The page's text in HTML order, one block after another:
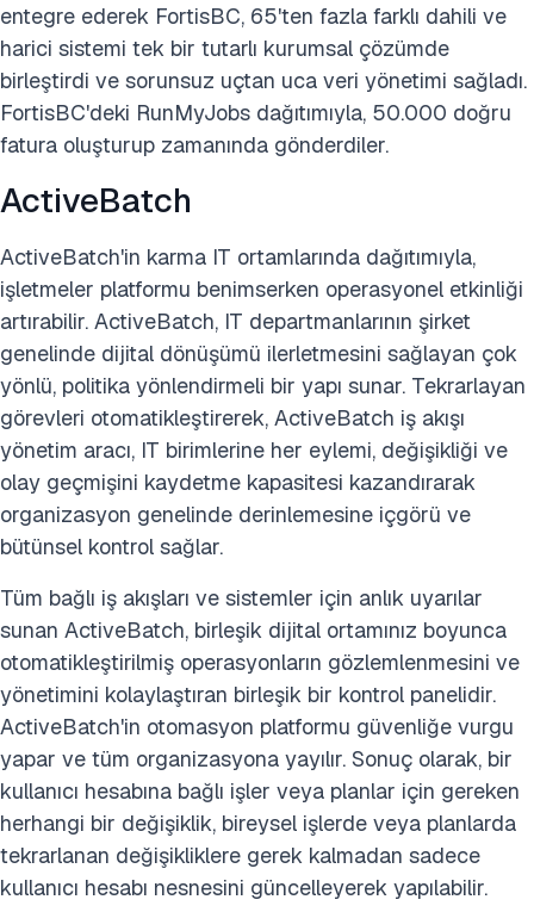
entegre ederek FortisBC, 65'ten fazla farklı dahili ve
harici sistemi tek bir tutarlı kurumsal çözümde
birleştirdi ve sorunsuz uçtan uca veri yönetimi sağladı.
FortisBC'deki RunMyJobs dağıtımıyla, 50.000 doğru
fatura oluşturup zamanında gönderdiler.
ActiveBatch
ActiveBatch'in karma IT ortamlarında dağıtımıyla,
işletmeler platformu benimserken operasyonel etkinliği
artırabilir. ActiveBatch, IT departmanlarının şirket
genelinde dijital dönüşümü ilerletmesini sağlayan çok
yönlü, politika yönlendirmeli bir yapı sunar. Tekrarlayan
görevleri otomatikleştirerek, ActiveBatch iş akışı
yönetim aracı, IT birimlerine her eylemi, değişikliği ve
olay geçmişini kaydetme kapasitesi kazandırarak
organizasyon genelinde derinlemesine içgörü ve
bütünsel kontrol sağlar.
Tüm bağlı iş akışları ve sistemler için anlık uyarılar
sunan ActiveBatch, birleşik dijital ortamınız boyunca
otomatikleştirilmiş operasyonların gözlemlenmesini ve
yönetimini kolaylaştıran birleşik bir kontrol panelidir.
ActiveBatch'in otomasyon platformu güvenliğe vurgu
yapar ve tüm organizasyona yayılır. Sonuç olarak, bir
kullanıcı hesabına bağlı işler veya planlar için gereken
herhangi bir değişiklik, bireysel işlerde veya planlarda
tekrarlanan değişikliklere gerek kalmadan sadece
kullanıcı hesabı nesnesini güncelleyerek yapılabilir.